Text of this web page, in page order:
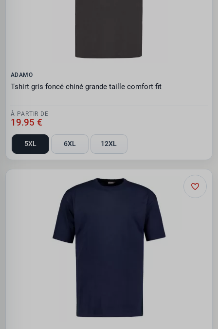
ADAMO
Tshirt gris foncé chiné grande taille comfort fit
À PARTIR DE
19.95 €
5XL 6XL 12XL